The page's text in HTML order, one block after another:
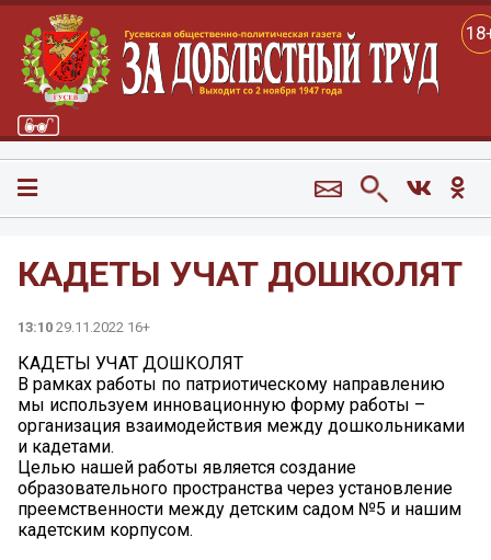
КАДЕТЫ УЧАТ ДОШКОЛЯТ
13:10 29.11.2022 16+
КАДЕТЫ УЧАТ ДОШКОЛЯТ
В рамках работы по патриотическому направлению
мы используем инновационную форму работы –
организация взаимодействия между дошкольниками
и кадетами.
Целью нашей работы является создание
образовательного пространства через установление
преемственности между детским садом №5 и нашим
кадетским корпусом.